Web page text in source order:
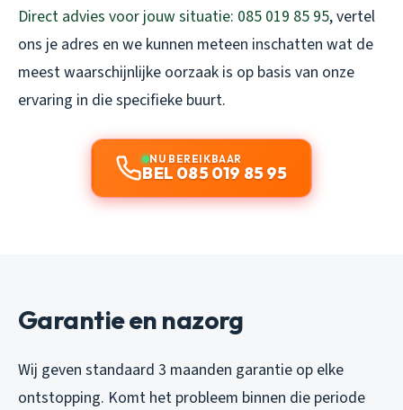
Direct advies voor jouw situatie: 085 019 85 95, vertel
ons je adres en we kunnen meteen inschatten wat de
meest waarschijnlijke oorzaak is op basis van onze
ervaring in die specifieke buurt.
NU BEREIKBAAR
BEL 085 019 85 95
Garantie en nazorg
Wij geven standaard 3 maanden garantie op elke
ontstopping. Komt het probleem binnen die periode